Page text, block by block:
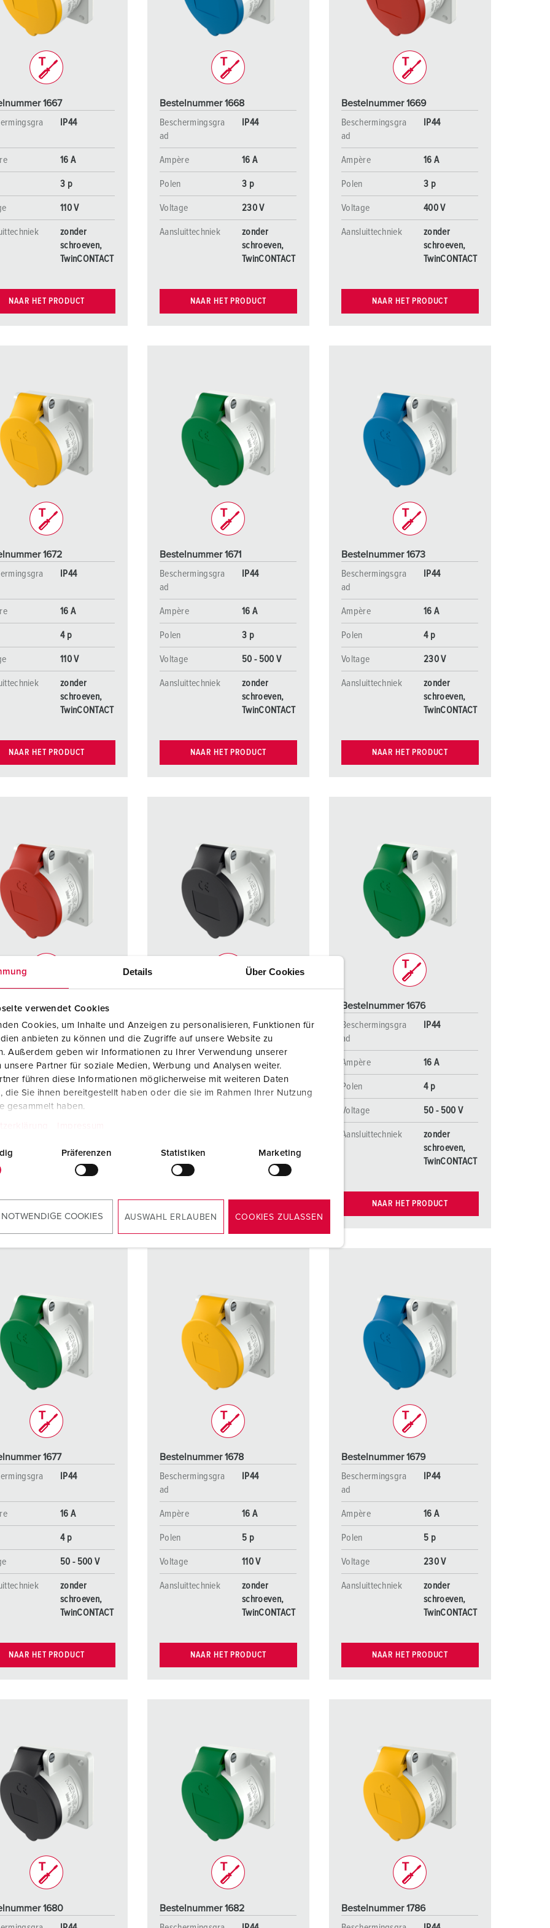
Details Über Cookies
verwendet Cookies
Cookies, um Inhalte und Anzeigen zu personalisieren, Funktionen für
anbieten zu können und die Zugriffe auf unsere Website zu
Außerdem geben wir Informationen zu Ihrer Verwendung unserer
unsere Partner für soziale Medien, Werbung und Analysen weiter.
führen diese Informationen möglicherweise mit weiteren Daten
die Sie ihnen bereitgestellt haben oder die sie im Rahmen Ihrer Nutzung
gesammelt haben.
Präferenzen Statistiken Marketing
COOKIES AUSWAHL ERLAUBEN COOKIES ZULASSEN
SCHUKO® en contactmateriaal met beschermingscontact
Data-/netwerktechniek
Producten met uitgebreide uitvoeringen en aanvullende producten
Overige producten en toebehoren
Brandweer en rampenhulpverlening
TM volgens de norm voor defensiematerieel
Evenementtechniek
1667
IP44
16 A
3 p
110 V
zonder
schroeven,
TwinCONTACT
NAAR HET PRODUCT
Bestelnummer 1668
Beschermingsgra
ad
IP44
Ampère 16 A
Polen 3 p
Voltage 230 V
Aansluittechniek
zonder
schroeven,
TwinCONTACT
NAAR HET PRODUCT
Bestelnummer 1669
Beschermingsgra
ad
IP44
Ampère 16 A
Polen 3 p
Voltage 400 V
Aansluittechniek
zonder
schroeven,
TwinCONTACT
NAAR HET PRODUCT
1672
IP44
16 A
4 p
110 V
zonder
schroeven,
TwinCONTACT
NAAR HET PRODUCT
Bestelnummer 1671
Beschermingsgra
ad
IP44
Ampère 16 A
Polen 3 p
Voltage 50 - 500 V
Aansluittechniek
zonder
schroeven,
TwinCONTACT
NAAR HET PRODUCT
Bestelnummer 1673
Beschermingsgra
ad
IP44
Ampère 16 A
Polen 4 p
Voltage 230 V
Aansluittechniek
zonder
schroeven,
TwinCONTACT
NAAR HET PRODUCT
1674
IP44
16 A
400 V
schroeven,
Beschermingsgra
ad
IP44
Ampère 16 A
schroeven,
Bestelnummer 1676
Beschermingsgra
ad
IP44
Ampère 16 A
Polen 4 p
Voltage 50 - 500 V
Aansluittechniek
zonder
schroeven,
TwinCONTACT
NAAR HET PRODUCT
1677
IP44
16 A
4 p
50 - 500 V
zonder
schroeven,
TwinCONTACT
NAAR HET PRODUCT
Bestelnummer 1678
Beschermingsgra
ad
IP44
Ampère 16 A
Polen 5 p
Voltage 110 V
Aansluittechniek
zonder
schroeven,
TwinCONTACT
NAAR HET PRODUCT
Bestelnummer 1679
Beschermingsgra
ad
IP44
Ampère 16 A
Polen 5 p
Voltage 230 V
Aansluittechniek
zonder
schroeven,
TwinCONTACT
NAAR HET PRODUCT
1680
Bestelnummer 1682
Bestelnummer 1786